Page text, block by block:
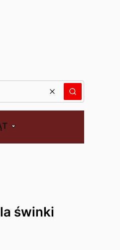
WyczyśćSzukaj
świnki